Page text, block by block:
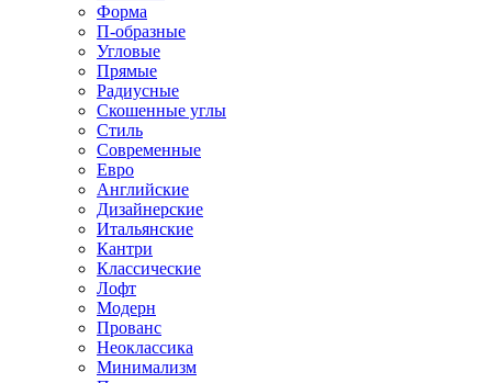
Форма
П-образные
Угловые
Прямые
Радиусные
Скошенные углы
Стиль
Современные
Евро
Английские
Дизайнерские
Итальянские
Кантри
Классические
Лофт
Модерн
Прованс
Неоклассика
Минимализм